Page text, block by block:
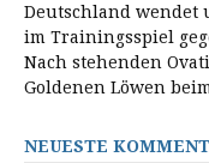
Deutschland wendet
im Trainingsspiel
Nach stehenden
Goldenen Löwen
NEUESTE